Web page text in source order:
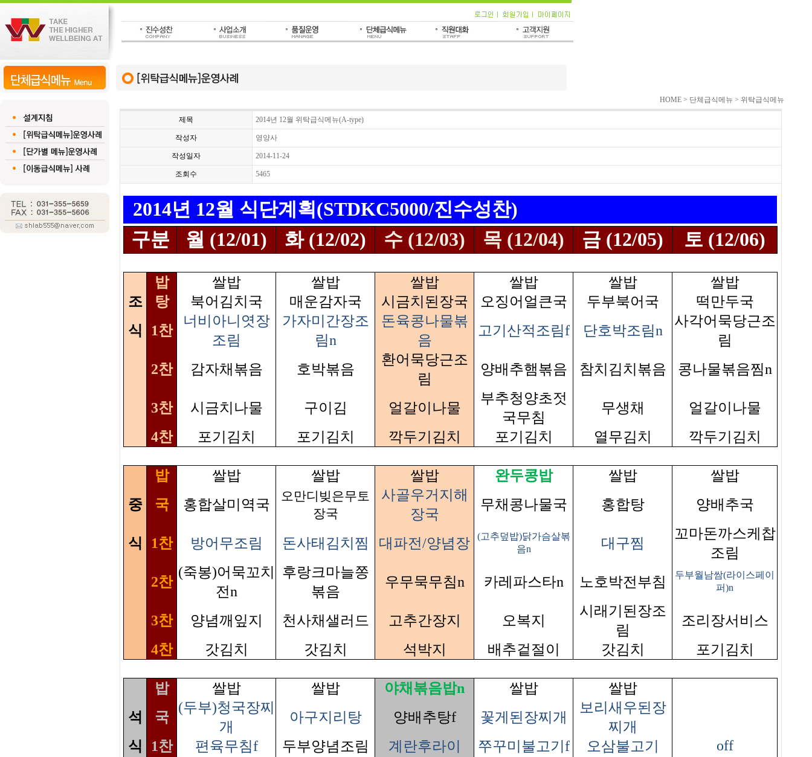
HOME > 단체급식메뉴 > 위탁급식메뉴
제목 2014년 12월 위탁급식메뉴(A-type)
작성자 영양사
작성일자 2014-11-24
조회수 5465
2014년 12월 식단계획(STDKC5000/진수성찬)
구분
월 (12/01) 화 (12/02) 수 (12/03) 목 (12/04) 금 (12/05) 토 (12/06)
밥 쌀밥 쌀밥 쌀밥 쌀밥 쌀밥
쌀밥
조
탕 북어김치국 매운감자국 시금치된장국 오징어얼큰국 두부북어국
떡만두국
식
1찬
너비아니엿장
조림
가자미간장조
림n
돈육콩나물볶
음
고기산적조림f 단호박조림n
사각어묵당근조
림
2찬
감자채볶음 호박볶음
환어묵당근조
림
양배추햄볶음 참치김치볶음 콩나물볶음찜n
3찬 시금치나물 구이김 얼갈이나물
부추청양초젓
국무침
무생채
얼갈이나물
4찬
포기김치 포기김치 깍두기김치 포기김치 열무김치 깍두기김치
밥 쌀밥 쌀밥 쌀밥 완두콩밥 쌀밥
쌀밥
중
국 홍합살미역국
오만디빚은무토
장국
사골우거지해
장국
무채콩나물국 홍합탕 양배추국
식 1찬 방어무조림 돈사태김치찜 대파전/양념장
(고추덮밥)닭가슴살볶
음n
대구찜
꼬마돈까스케찹
조림
2찬
(죽봉)어묵꼬치
전n
후랑크마늘쫑
볶음
우무묵무침n 카레파스타n 노호박전부침
두부월남쌈(라이스페이
퍼)n
3찬 양념깨잎지 천사채샐러드 고추간장지 오복지
시래기된장조
림
조리장서비스
4찬
갓김치 갓김치 석박지 배추겉절이 갓김치 포기김치
밥 쌀밥 쌀밥 야채볶음밥n 쌀밥
쌀밥
석
국
(두부)청국장찌
개
아구지리탕 양배추탕f 꽃게된장찌개
보리새우된장
찌개
식
1찬 편육무침f 두부양념조림 계란후라이 쭈꾸미불고기f 오삼불고기
off